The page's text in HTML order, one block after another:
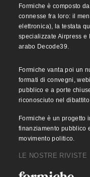
Formiche è composto
connesse fra loro: il
elettronica), la testata
specializzate Airpress e
arabo Decode39.
Formiche vanta poi un
formati di convegni,
pubblico e a porte
riconosciuto nel
Formiche è un progetto
finanziamento pubblico
movimento politico.
LE NOSTRE RIVISTE